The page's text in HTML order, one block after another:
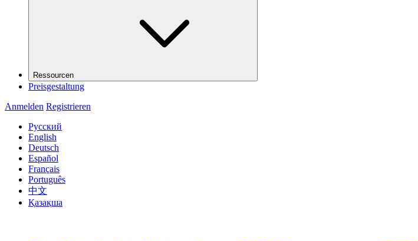
Ressourcen
Preisgestaltung
Anmelden Registrieren
Русский
English
Deutsch
Español
Français
Português
中文
Қазақша